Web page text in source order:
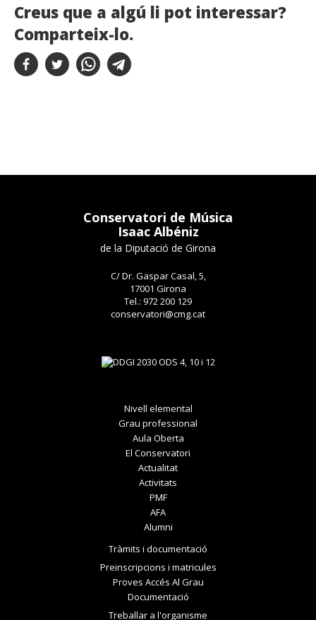
Creus que a algú li pot interessar?
Comparteix-lo.
Conservatori de Música
Isaac Albéniz
de la Diputació de Girona
C/ Dr. Gaspar Casal, 5,
17001 Girona
Tel.: 972 200 129
conservatori@cmg.cat
Nivell elemental
Grau professional
Aula Oberta
El Conservatori
Actualitat
Activitats
PMF
AFA
Alumni
Tràmits i documentació
Preinscripcions i matricules
Proves Accés Al Grau
Documentació
Treballar a l'organisme